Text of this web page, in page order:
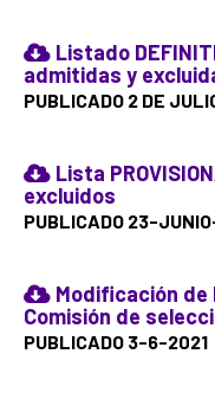
Listado
admitidas y
PUBLICADO 2 DE
Lista
excluidos
PUBLICADO 23-
Modificación de
Comisión de
PUBLICADO 3-6-2021